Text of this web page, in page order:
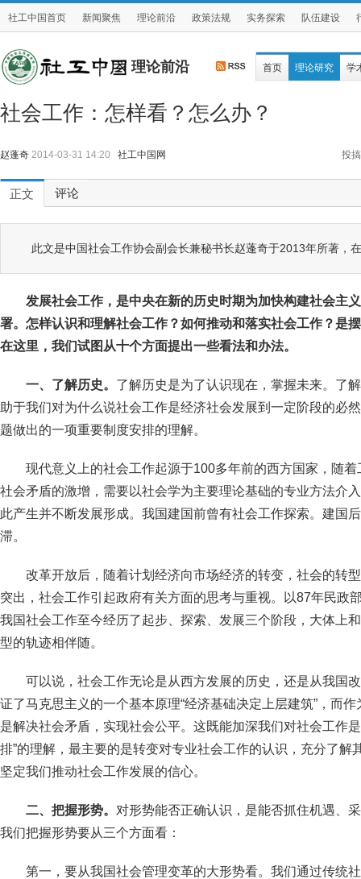
社工中国首页 新闻聚焦 理论前沿 政策法规 实务探索 队伍建设
理论前沿 首页 理论研究 学
社会工作：怎样看？怎么办？
赵蓬奇 2014-03-31 14:20 社工中国网 投搞
正文 评论
此文是中国社会工作协会副会长兼秘书长赵蓬奇于2013年所著，
发展社会工作，是中央在新的历史时期为加快构建社会主
署。怎样认识和理解社会工作？如何推动和落实社会工作？是
在这里，我们试图从十个方面提出一些看法和办法。
一、了解历史。 了解历史是为了认识现在，掌握未来。了
助于我们对为什么说社会工作是经济社会发展到一定阶段的必
题做出的一项重要制度安排的理解。
现代意义上的社会工作起源于100多年前的西方国家，随
社会矛盾的激增，需要以社会学为主要理论基础的专业方法介
此产生并不断发展形成。我国建国前曾有社会工作探索。建国
滞。
改革开放后，随着计划经济向市场经济的转变，社会的转
突出，社会工作引起政府有关方面的思考与重视。以87年民政
我国社会工作至今经历了起步、探索、发展三个阶段，大体上
型的轨迹相伴随。
可以说，社会工作无论是从西方发展的历史，还是从我国
证了马克思主义的一个基本原理“经济基础决定上层建筑”，而作
是解决社会矛盾，实现社会公平。这既能加深我们对社会工作
排”的理解，最主要的是转变对专业社会工作的认识，充分了解
坚定我们推动社会工作发展的信心。
二、把握形势。 对形势能否正确认识，是能否抓住机遇、
我们把握形势要从三个方面看：
第一，要从我国社会管理变革的大形势看。我们通过传统